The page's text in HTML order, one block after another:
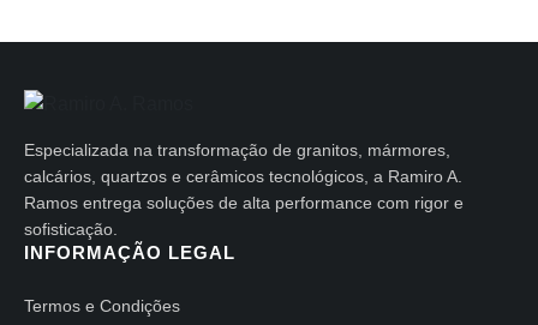
Especializada na transformação de granitos, mármores,
calcários, quartzos e cerâmicos tecnológicos, a Ramiro A.
Ramos entrega soluções de alta performance com rigor e
sofisticação.
INFORMAÇÃO LEGAL
Termos e Condições